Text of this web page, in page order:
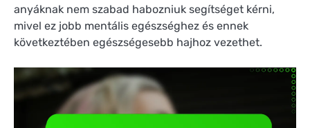
anyáknak nem szabad habozniuk segítséget kérni,
mivel ez jobb mentális egészséghez és ennek
következtében egészségesebb hajhoz vezethet.